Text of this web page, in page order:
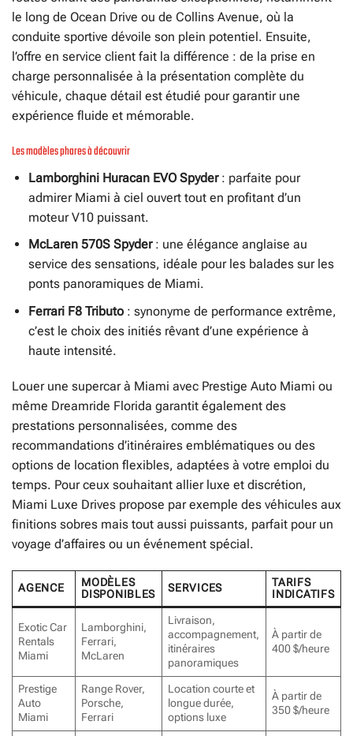
le long de Ocean Drive ou de Collins Avenue, où la
conduite sportive dévoile son plein potentiel. Ensuite,
l’offre en service client fait la différence : de la prise en
charge personnalisée à la présentation complète du
véhicule, chaque détail est étudié pour garantir une
expérience fluide et mémorable.
Les modèles phares à découvrir
Lamborghini Huracan EVO Spyder: parfaite pour
admirer Miami à ciel ouvert tout en profitant d’un
moteur V10 puissant.
McLaren 570S Spyder: une élégance anglaise au
service des sensations, idéale pour les balades sur les
ponts panoramiques de Miami.
Ferrari F8 Tributo: synonyme de performance extrême,
c’est le choix des initiés rêvant d’une expérience à
haute intensité.
Louer une supercar à Miami avec Prestige Auto Miami ou
même Dreamride Florida garantit également des
prestations personnalisées, comme des
recommandations d’itinéraires emblématiques ou des
options de location flexibles, adaptées à votre emploi du
temps. Pour ceux souhaitant allier luxe et discrétion,
Miami Luxe Drives propose par exemple des véhicules aux
finitions sobres mais tout aussi puissants, parfait pour un
voyage d’affaires ou un événement spécial.
AGENCE
MODÈLES
DISPONIBLES
SERVICES
TARIFS
INDICATIFS
Exotic Car
Rentals
Miami
Lamborghini,
Ferrari,
McLaren
Livraison,
accompagnement,
itinéraires
panoramiques
À partir de
400 $/heure
Prestige
Auto
Miami
Range Rover,
Porsche,
Ferrari
Location courte et
longue durée,
options luxe
À partir de
350 $/heure